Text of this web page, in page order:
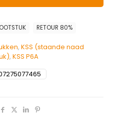
, KSS (staande naad
, KSS P6A
RETOUR 80%